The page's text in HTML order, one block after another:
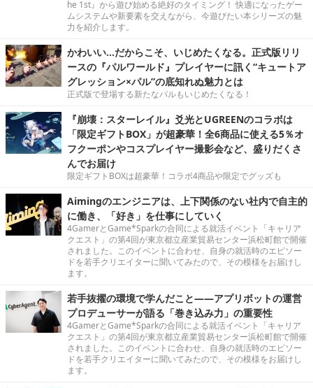
he 1st』から遊び始める絶好のタイミング！ 快適になったゲー
ムシステムや新要素を交えながら、今遊びたい本シリーズの魅
力を紹介します。
かわいい…だからこそ、いじめたくなる。正式版リリ
ースの『パルワールド』プレイヤーに訊く“キュートア
グレッション×パル”の底知れぬ魅力とは
正式版で登場する新たなパルもいじめたくなる！
『崩壊：スターレイル』爻光とUGREENのコラボは
「限定ギフトBOX」が超豪華！全6商品に使える5％オ
フクーポンやコスプレイヤー撮影会など、盛りだくさ
んでお届け
限定ギフトBOXは超豪華！コラボ4商品や限定でグッズも
Aimingのエンジニアは、上下関係のない社内で自主的
に働き、「好き」を仕事にしていく
4GamerとGame*Sparkの合同による就活イベント「キャリア
クエスト」の第4回が東京都立産業貿易センター浜松町館で開催
されました。このイベントに合わせ、自身の就活時のエピソー
ドを若手クリエイターに聞いてみたので、その模様をお届けし
ます。
若手抜擢の環境で学んだこと――アプリボットの運営
プロデューサーが語る「巻き込み力」の重要性
4GamerとGame*Sparkの合同による就活イベント「キャリア
クエスト」の第4回が東京都立産業貿易センター浜松町館で開催
されました。このイベントに合わせ、自身の就活時のエピソー
ドを若手クリエイターに聞いてみたので、その模様をお届けし
ます。